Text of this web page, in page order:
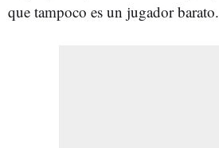
que tampoco es un jugador barato.